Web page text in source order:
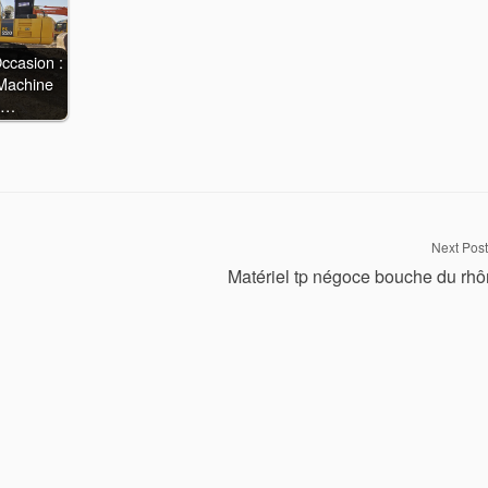
:
Next Post
Matériel tp négoce bouche du